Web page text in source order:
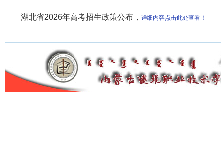
湖北省2026年高考招生政策公布， 详细内容点击此处查看！